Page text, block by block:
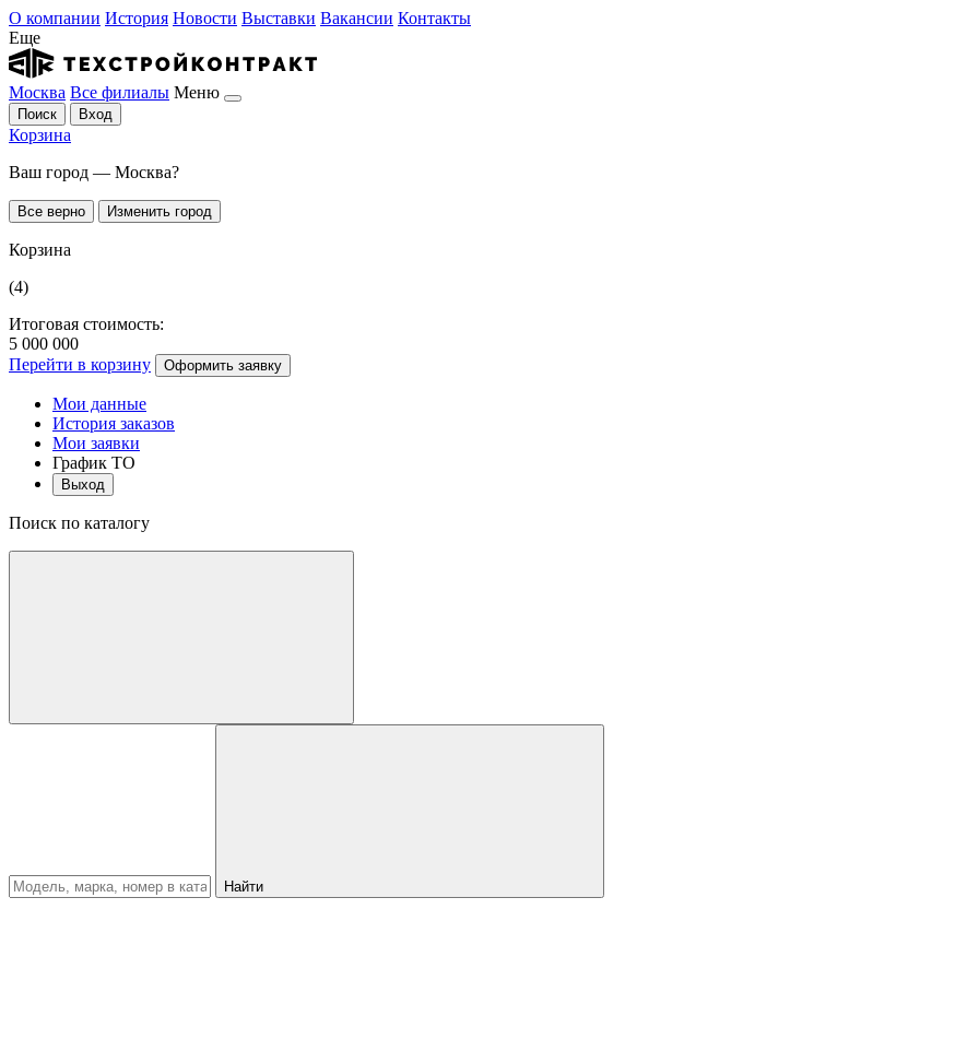
О компании История Новости Выставки Вакансии Контакты
Еще
Москва Все филиалы Меню
Поиск Вход
Корзина
Ваш город — Москва?
Все верно Изменить город
Корзина
(4)
Итоговая стоимость:
5 000 000
Перейти в корзину
Оформить заявку
Мои данные
История заказов
Мои заявки
График ТО
Выход
Поиск по каталогу
Найти